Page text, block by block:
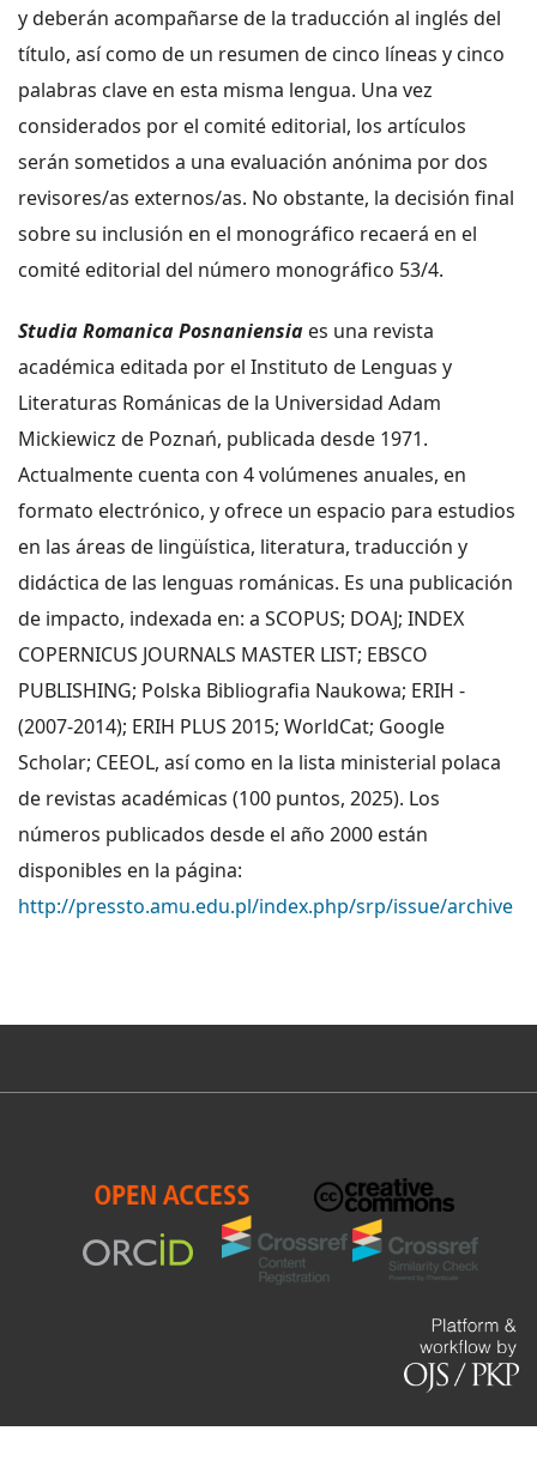
y deberán acompañarse de la traducción al inglés del
título, así como de un resumen de cinco líneas y cinco
palabras clave en esta misma lengua. Una vez
considerados por el comité editorial, los artículos
serán sometidos a una evaluación anónima por dos
revisores/as externos/as. No obstante, la decisión final
sobre su inclusión en el monográfico recaerá en el
comité editorial del número monográfico 53/4.
Studia Romanica Posnaniensia es una revista
académica editada por el Instituto de Lenguas y
Literaturas Románicas de la Universidad Adam
Mickiewicz de Poznań, publicada desde 1971.
Actualmente cuenta con 4 volúmenes anuales, en
formato electrónico, y ofrece un espacio para estudios
en las áreas de lingüística, literatura, traducción y
didáctica de las lenguas románicas. Es una publicación
de impacto, indexada en: a SCOPUS; DOAJ; INDEX
COPERNICUS JOURNALS MASTER LIST; EBSCO
PUBLISHING; Polska Bibliografia Naukowa; ERIH -
(2007-2014); ERIH PLUS 2015; WorldCat; Google
Scholar; CEEOL, así como en la lista ministerial polaca
de revistas académicas (100 puntos, 2025). Los
números publicados desde el año 2000 están
disponibles en la página:
http://pressto.amu.edu.pl/index.php/srp/issue/archive